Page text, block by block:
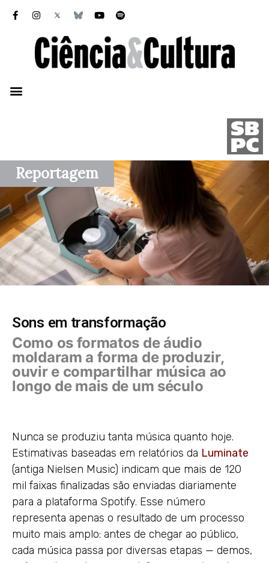
Reportagem
Sons em transformação
Como os formatos de áudio
moldaram a forma de produzir,
ouvir e compartilhar música ao
longo de mais de um século
Nunca se produziu tanta música quanto hoje.
Estimativas baseadas em relatórios da Luminate
(antiga Nielsen Music) indicam que mais de 120
mil faixas finalizadas são enviadas diariamente
para a plataforma Spotify. Esse número
representa apenas o resultado de um processo
muito mais amplo: antes de chegar ao público,
cada música passa por diversas etapas — demos,